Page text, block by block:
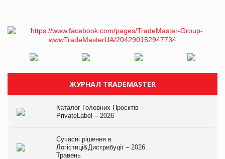
ЖУРНАЛ TRADEMASTER
Каталог Головних Проєктів
PrivateLabel – 2026
Сучасні рішення в
Логістиці&Дистрибуції – 2026.
Травень